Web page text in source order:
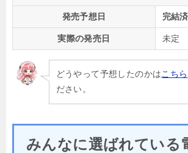
発売予想日 完結
実際の発売日 未定
どうやって予想したのかはこちら
ださい。
みんなに選ばれている